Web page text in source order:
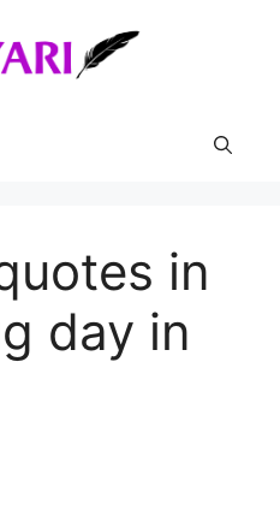
in
day in